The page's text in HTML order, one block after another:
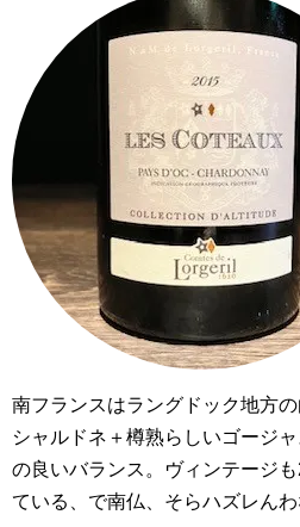
南フランスはラングドック地方の
シャルドネ＋樽熟らしいゴージ
の良いバランス。ヴィンテージ
ている、で南仏、そらハズレんわ